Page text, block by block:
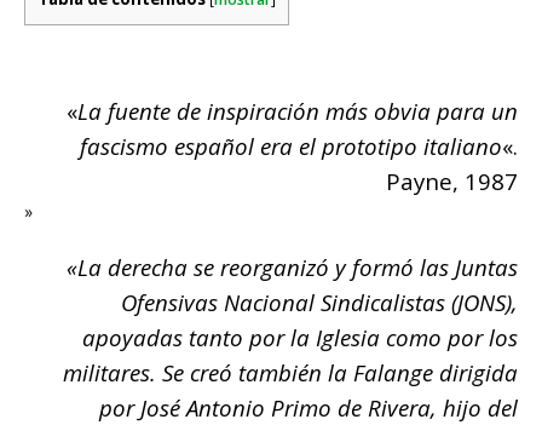
«La fuente de inspiración más obvia para un
fascismo español era el prototipo italiano«.
Payne, 1987
»
«La derecha se reorganizó y formó las Juntas
Ofensivas Nacional Sindicalistas (JONS),
apoyadas tanto por la Iglesia como por los
militares. Se creó también la Falange dirigida
por José Antonio Primo de Rivera, hijo del